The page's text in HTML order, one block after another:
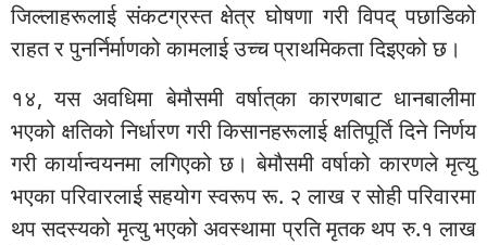
जिल्लाहरूलाई संकटग्रस्त क्षेत्र घोषणा गरी विपद् पछाडिको
राहत र पुनर्निर्माणको कामलाई उच्च प्राथमिकता दिइएको छ।
१४, यस अवधिमा बेमौसमी वर्षात्‌का कारणबाट धानबालीमा
भएको क्षतिको निर्धारण गरी किसानहरूलाई क्षतिपूर्ति दिने निर्णय
गरी कार्यान्वयनमा लगिएको छ। बेमौसमी वर्षाको कारणले मृत्यु
भएका परिवारलाई सहयोग स्वरूप रू. २ लाख र सोही परिवारमा
थप सदस्यको मृत्यु भएको अवस्थामा प्रति मृतक थप रु.१ लाख